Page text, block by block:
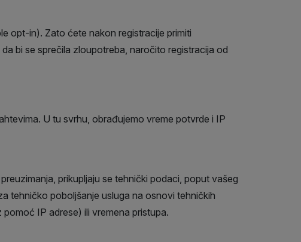
opt-in). Zato ćete nakon registracije primiti
bi se sprečila zloupotreba, naročito registracija od
U tu svrhu, obrađujemo vreme potvrde i IP
prikupljaju se tehnički podaci, poput vašeg
tehničko poboljšanje usluga na osnovi tehničkih
IP adrese) ili vremena pristupa.